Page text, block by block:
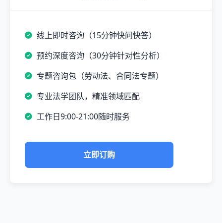
线上即时咨询（15分钟快问快答）
预约深度咨询（30分钟针对性分析）
专题咨询包（劳动法、合同法专题）
专业法学团队，精准领域匹配
工作日9:00-21:00随时服务
立即订购